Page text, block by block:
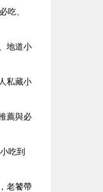
吃、
地道小
私藏小
薦與必
吃到
老饕帶